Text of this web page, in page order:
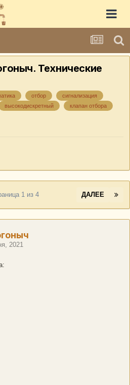
Технические
отбор
сигнализация
высокодискретный клапан отбора
ДАЛЕЕ
1 из 4
2021